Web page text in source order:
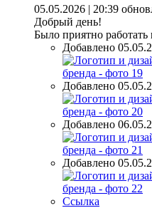
05.05.2026 | 20:39
Добрый день!
Было приятно работать
Добавлено
Добавлено
Добавлено
Добавлено
Ссылка